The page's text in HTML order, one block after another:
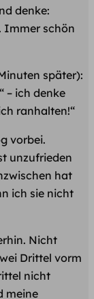
denke:
Immer schön
später):
– ich denke
ranhalten!“
vorbei.
unzufrieden
hat
ich sie nicht
Nicht
Drittel vorm
nicht
meine